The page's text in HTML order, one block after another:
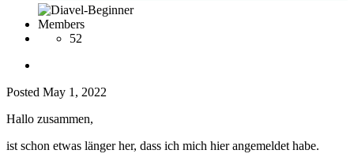
Members
52
Posted May 1, 2022
Hallo zusammen,
ist schon etwas länger her, dass ich mich hier angemeldet habe.